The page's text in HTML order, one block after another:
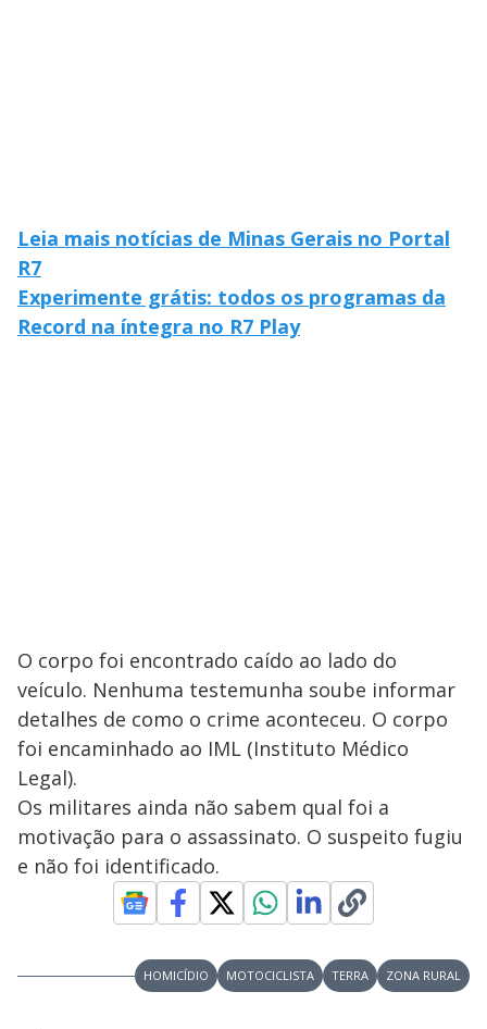
Leia mais notícias de Minas Gerais no Portal
R7
Experimente grátis: todos os programas da
Record na íntegra no R7 Play
O corpo foi encontrado caído ao lado do
veículo. Nenhuma testemunha soube informar
detalhes de como o crime aconteceu. O corpo
foi encaminhado ao IML (Instituto Médico
Legal).
Os militares ainda não sabem qual foi a
motivação para o assassinato. O suspeito fugiu
e não foi identificado.
HOMICÍDIO MOTOCICLISTA TERRA ZONA RURAL